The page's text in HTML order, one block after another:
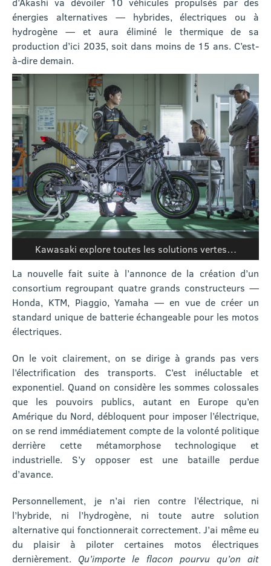
énergies alternatives — hybrides, électriques ou à
hydrogène — et aura éliminé le thermique de sa
production d’ici 2035, soit dans moins de 15 ans. C’est-
à-dire demain.
Kawasaki explore toutes les solutions vertes…
La nouvelle fait suite à l’annonce de la création d’un
consortium regroupant quatre grands constructeurs —
Honda, KTM, Piaggio, Yamaha — en vue de créer un
standard unique de batterie échangeable pour les motos
électriques.
On le voit clairement, on se dirige à grands pas vers
l’électrification des transports. C’est inéluctable et
exponentiel. Quand on considère les sommes colossales
que les pouvoirs publics, autant en Europe qu’en
Amérique du Nord, débloquent pour imposer l’électrique,
on se rend immédiatement compte de la volonté politique
derrière cette métamorphose technologique et
industrielle. S’y opposer est une bataille perdue
d’avance.
Personnellement, je n’ai rien contre l’électrique, ni
l’hybride, ni l’hydrogène, ni toute autre solution
alternative qui fonctionnerait correctement. J’ai même eu
du plaisir à piloter certaines motos électriques
dernièrement. Qu’importe le flacon pourvu qu’on ait